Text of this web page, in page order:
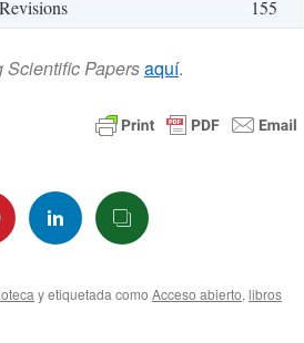
155
Scientific Papersaquí.
y etiquetada como Acceso abierto, libros